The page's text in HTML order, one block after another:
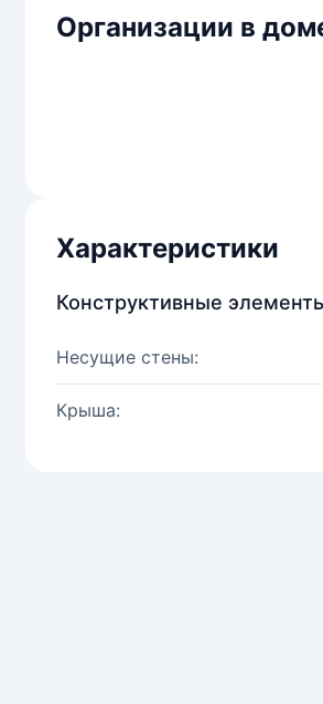
Организации в
Характеристики
Конструктивные
Несущие стены:
Крыша: